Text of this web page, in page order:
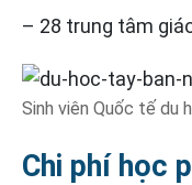
– 28 trung tâm
Sinh viên Quốc tế du
Chi phí học